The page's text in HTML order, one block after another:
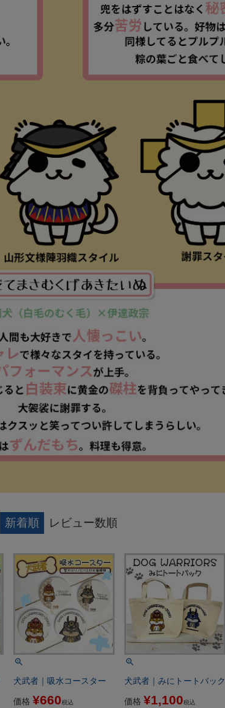
新着順 レビュー数順
犬武者｜吸水コースター
価格 ¥660税込
犬武者｜みにトートバック
価格 ¥1,100税込